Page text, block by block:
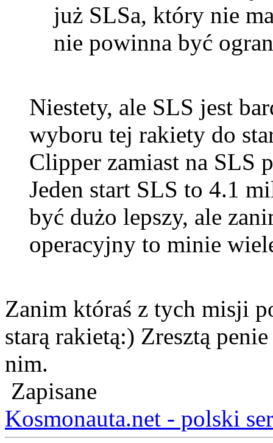
już SLSa, który nie
nie powinna być
Niestety, ale SLS jest
wyboru tej rakiety do
Clipper zamiast na SLS
Jeden start SLS to 4.1
być dużo lepszy, ale
operacyjny to minie
Zanim któraś z tych misji
starą rakietą:) Zresztą
nim.
Zapisane
Kosmonauta.net - polski